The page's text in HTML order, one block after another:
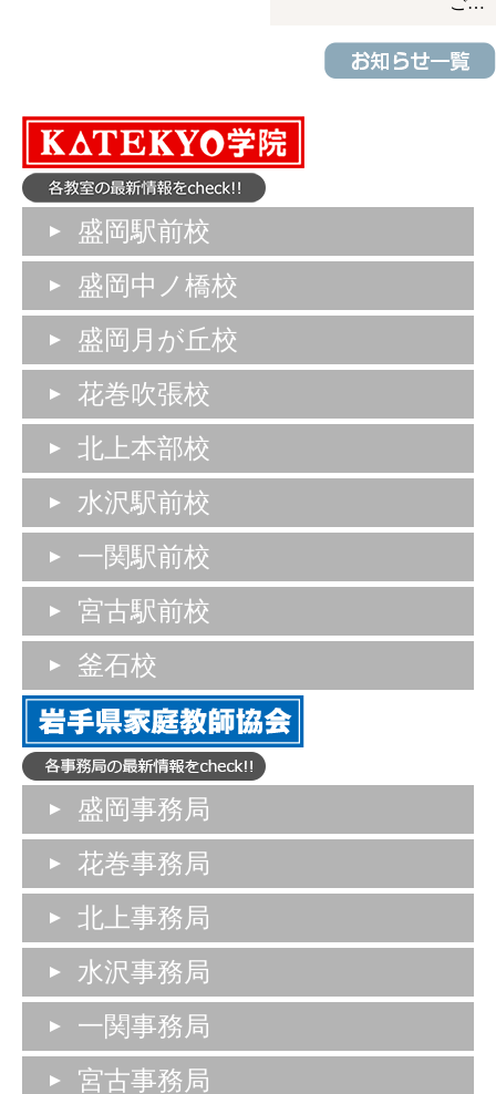
盛岡駅前校
盛岡中ノ橋校
盛岡月が丘校
花巻吹張校
北上本部校
水沢駅前校
一関駅前校
宮古駅前校
釜石校
盛岡事務局
花巻事務局
北上事務局
水沢事務局
一関事務局
宮古事務局